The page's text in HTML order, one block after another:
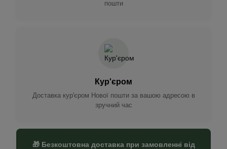
пошти
Кур'єром
Доставка кур'єром Нової пошти за вашою адресою в
зручний час
🎁 Безкоштовна доставка при замовленні від